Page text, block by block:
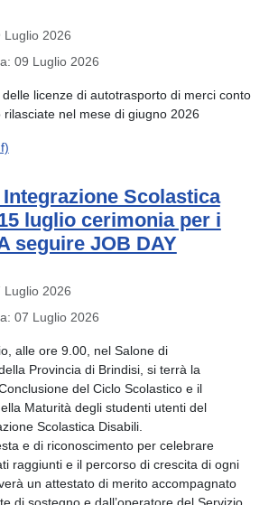
Luglio 2026
09 Luglio 2026
delle licenze di autotrasporto di merci conto
rilasciate nel mese di giugno 2026
Scolastica
luglio cerimonia per i
seguire JOB DAY
Luglio 2026
07 Luglio 2026
alle ore 9.00, nel Salone di
Provincia di Brindisi, si terrà la
del Ciclo Scolastico e il
Maturità degli studenti utenti del
Scolastica Disabili.
e di riconoscimento per celebrare
raggiunti e il percorso di crescita di ogni
un attestato di merito accompagnato